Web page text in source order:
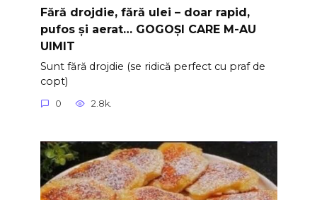
Fără drojdie, fără ulei – doar rapid,
pufos și aerat… GOGOȘI CARE M-AU
UIMIT
Sunt fără drojdie (se ridică perfect cu praf de
copt)
0 2.8k.